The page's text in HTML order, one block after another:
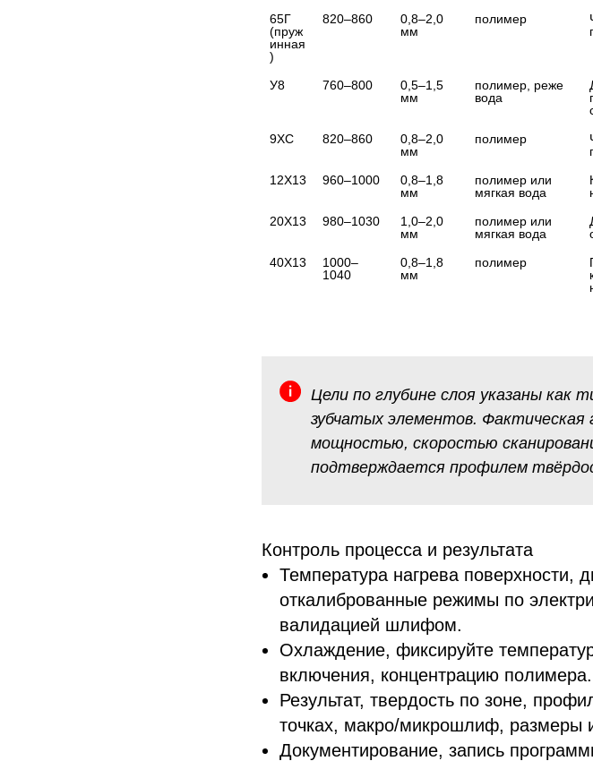
65Г
(пруж
инная
)
820–860
0,8–2,0
мм
полимер
У8 760–800
0,5–1,5
мм
полимер, реже
вода
9ХС
820–860
0,8–2,0
мм
полимер
12Х13
960–1000
0,8–1,8
мм
полимер или
мягкая вода
20Х13
980–1030
1,0–2,0
мм
полимер или
мягкая вода
40Х13
1000–
1040
0,8–1,8
мм
полимер
Цели по глубине слоя указаны как
зубчатых элементов.
мощностью, скоростью
подтверждается профилем
Контроль процесса и результата
Температура нагрева поверхности,
откалиброванные режимы по
валидацией шлифом.
Охлаждение, фиксируйте
включения, концентрацию полимера.
Результат, твердость по зоне,
точках, макро/микрошлиф, размеры
Документирование, запись